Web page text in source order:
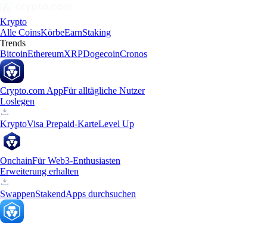
Krypto
Alle CoinsKörbeEarnStaking
Trends
BitcoinEthereumXRPDogecoinCronos
Crypto.com AppFür alltägliche Nutzer
Loslegen
KryptoVisa Prepaid-KarteLevel Up
OnchainFür Web3-Enthusiasten
Erweiterung erhalten
SwappenStakendApps durchsuchen